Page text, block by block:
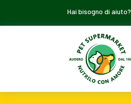
Hai bisogno di aiuto?